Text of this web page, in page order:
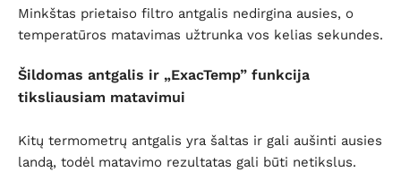
Minkštas prietaiso filtro antgalis nedirgina ausies, o
temperatūros matavimas užtrunka vos kelias sekundes.
Šildomas antgalis ir „ExacTemp” funkcija
tiksliausiam matavimui
Kitų termometrų antgalis yra šaltas ir gali aušinti ausies
landą, todėl matavimo rezultatas gali būti netikslus.